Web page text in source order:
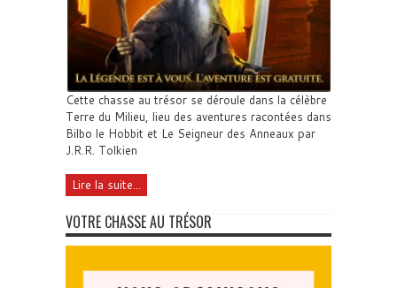
Cette chasse au trésor se déroule dans la célèbre
Terre du Milieu, lieu des aventures racontées dans
Bilbo le Hobbit et Le Seigneur des Anneaux par
J.R.R. Tolkien
Lire la suite...
VOTRE CHASSE AU TRÉSOR